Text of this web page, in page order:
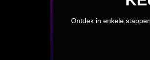
Ontdek in enkele